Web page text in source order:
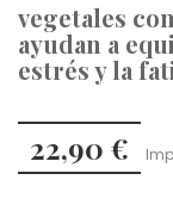
vegetales
ayudan a
estrés y la
22,90 €